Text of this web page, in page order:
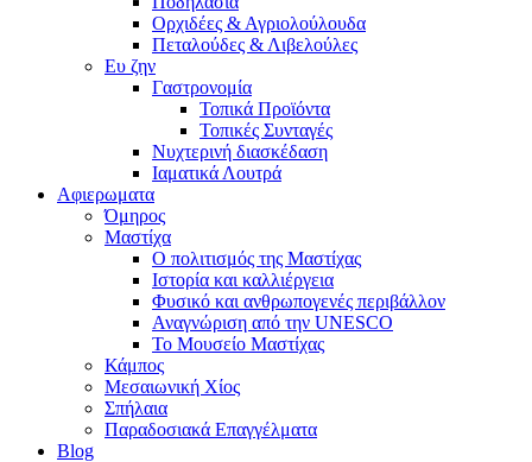
Ορχιδέες & Αγριολούλουδα
Πεταλούδες & Λιβελούλες
Ευ ζην
Γαστρονομία
Τοπικά Προϊόντα
Τοπικές Συνταγές
Νυχτερινή διασκέδαση
Ιαματικά Λουτρά
Αφιερωματα
Όμηρος
Μαστίχα
Ο πολιτισμός της Μαστίχας
Ιστορία και καλλιέργεια
Φυσικό και ανθρωπογενές περιβάλλον
Αναγνώριση από την UNESCO
Το Μουσείο Μαστίχας
Κάμπος
Μεσαιωνική Χίος
Σπήλαια
Παραδοσιακά Επαγγέλματα
Blog